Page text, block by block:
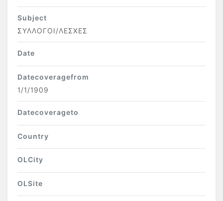
Subject
ΣΥΛΛΟΓΟΙ/ΛΕΣΧΕΣ
Date
Datecoveragefrom
1/1/1909
Datecoverageto
Country
OLCity
OLSite